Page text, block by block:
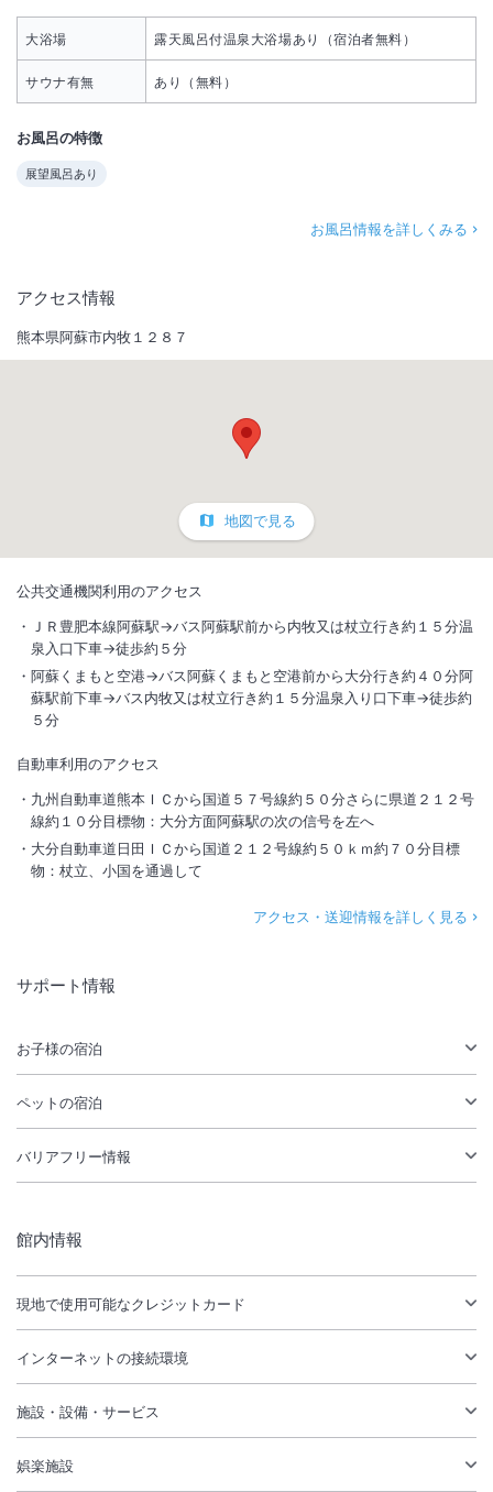
大浴場 露天風呂付温泉大浴場あり（宿泊者無料）
サウナ有無 あり（無料）
お風呂の特徴
展望風呂あり
お風呂情報を詳しくみる
アクセス情報
熊本県阿蘇市内牧１２８７
地図で見る
公共交通機関利用のアクセス
ＪＲ豊肥本線阿蘇駅→バス阿蘇駅前から内牧又は杖立行き約１５分温
泉入口下車→徒歩約５分
阿蘇くまもと空港→バス阿蘇くまもと空港前から大分行き約４０分阿
蘇駅前下車→バス内牧又は杖立行き約１５分温泉入り口下車→徒歩約
５分
自動車利用のアクセス
九州自動車道熊本ＩＣから国道５７号線約５０分さらに県道２１２号
線約１０分目標物：大分方面阿蘇駅の次の信号を左へ
大分自動車道日田ＩＣから国道２１２号線約５０ｋｍ約７０分目標
物：杖立、小国を通過して
アクセス・送迎情報を詳しく見る
サポート情報
お子様の宿泊
ペットの宿泊
バリアフリー情報
館内情報
現地で使用可能なクレジットカード
インターネットの接続環境
施設・設備・サービス
娯楽施設